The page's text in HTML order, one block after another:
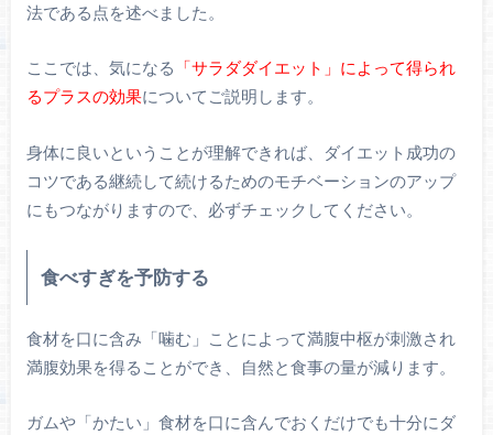
法である点を述べました。
ここでは、気になる 「サラダダイエット」によって得られ
るプラスの効果についてご説明します。
身体に良いということが理解できれば、ダイエット成功の
コツである継続して続けるためのモチベーションのアップ
にもつながりますので、必ずチェックしてください。
食べすぎを予防する
食材を口に含み「噛む」ことによって満腹中枢が刺激され
満腹効果を得ることができ、自然と食事の量が減ります。
ガムや「かたい」食材を口に含んでおくだけでも十分にダ